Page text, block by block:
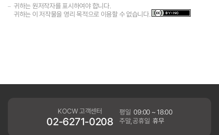
귀하는 원저작자를 표시하여야 합니다.
귀하는 이 저작물을 영리 목적으로 이용할 수 없습니다.
KOCW 고객센터
02-6271-0208
평일 09:00 ~ 18:00
주말,공휴일 휴무